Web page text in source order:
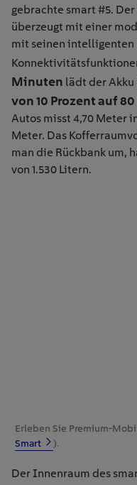
gebrachte smart #5.
überzeugt mit einer
mit seinen intelligenten
Minuten lädt der Akku
von 10 Prozent auf
Autos misst 4,70 Meter
Meter. Das
man die Rückbank um,
von 1.530 Litern.
Erleben Sie Premium-
Smart
).
Der Innenraum des